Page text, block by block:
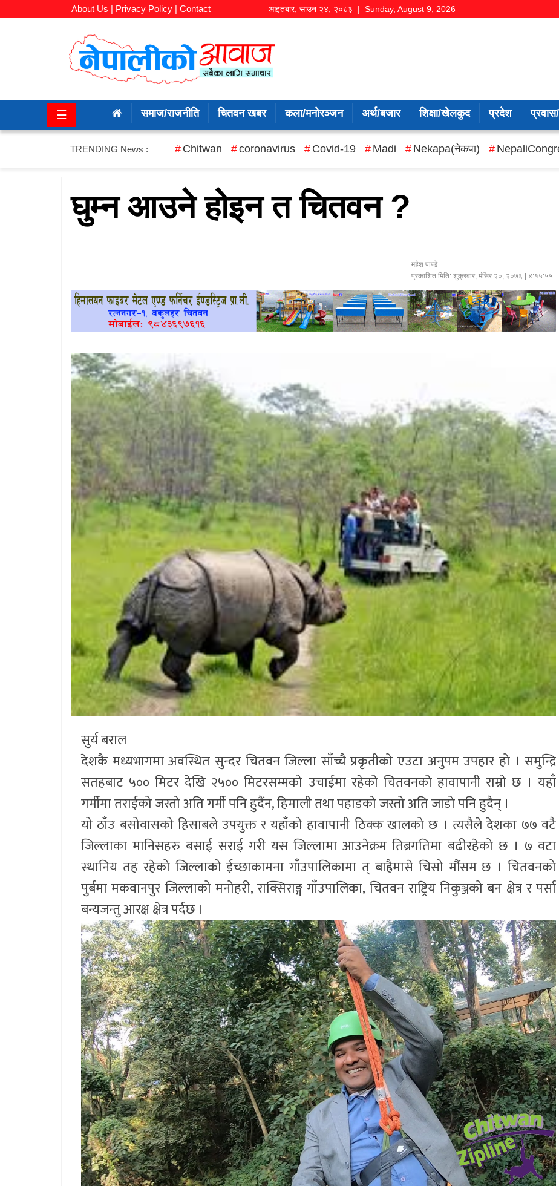
About Us | Privacy Policy | Contact आइतबार, साउन २४, २०८३ | Sunday, August 9, 2026
राजनीति
☰ समाज/राजनीति चितवन खबर कला/मनोरञ्जन अर्थ/बजार शिक्षा/खेलकुद प्रदेश
TRENDING News : Chitwan coronavirus Covid-19 Madi Nekapa(नेकपा)
घुम्न आउने होइन त चितवन ?
महेश पाण्डे
प्रकाशित मिति:शुक्रबार, मंसिर २०, २०७६ | ४:१५:५५
सुर्य बराल
देशकै मध्यभागमा अवस्थित सुन्दर चितवन जिल्ला साँच्चै प्रकृतीको एउटा अनुपम उपहार हो । समुन्द्रि
सतहबाट ५०० मिटर देखि २५०० मिटरसम्मको उचाईमा रहेको चितवनको हावापानी राम्रो छ । यहाँ
गर्मीमा तराईको जस्तो अति गर्मी पनि हुदैंन, हिमाली तथा पहाडको जस्तो अति जाडो पनि हुदैन् ।
यो ठाँउ बसोवासको हिसाबले उपयुक्त र यहाँको हावापानी ठिक्क खालको छ । त्यसैले देशका ७७ वटै
जिल्लाका मानिसहरु बसाई सराई गरी यस जिल्लामा आउनेक्रम तिब्रगतिमा बढीरहेको छ । ७ वटा
स्थानिय तह रहेको जिल्लाको ईच्छाकामना गाँउपालिकामा त् बाह्रैमासे चिसो मौंसम छ । चितवनको
पुर्बमा मकवानपुर जिल्लाको मनोहरी, राक्सिराङ्ग गाँउपालिका, चितवन राष्ट्रिय निकुञ्जको बन क्षेत्र र पर्सा
बन्यजन्तु आरक्ष क्षेत्र पर्दछ ।